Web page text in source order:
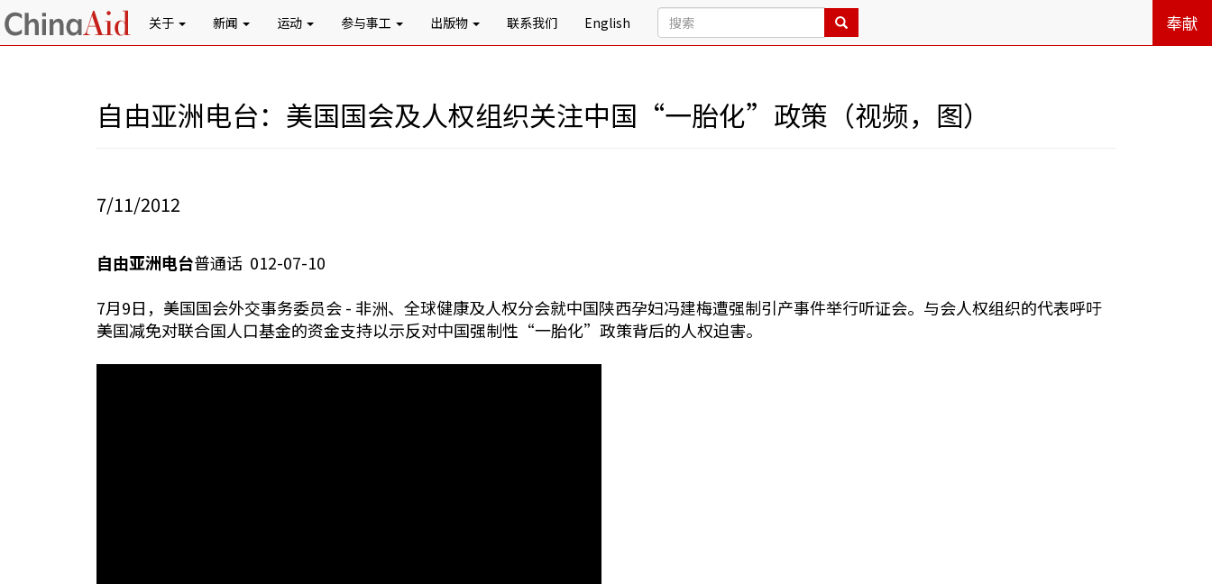
关于 新闻 运动 参与事工 出版物 联系我们 English 奉献
自由亚洲电台：美国国会及人权组织关注中国“一胎化”政策（视频，图）
7/11/2012
自由亚洲电台普通话 012-07-10
7月9日，美国国会外交事务委员会 - 非洲、全球健康及人权分会就中国陕西孕妇冯建梅遭强制引产事件举行听证会。与会人权组织的代表呼吁
美国减免对联合国人口基金的资金支持以示反对中国强制性“一胎化”政策背后的人权迫害。